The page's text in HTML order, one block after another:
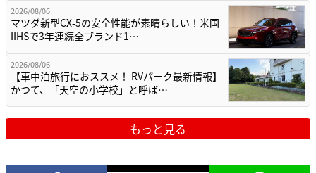
2026/08/06
マツダ新型CX-5の安全性能が素晴らしい！米国
IIHSで3年連続全ブランド1…
2026/08/06
【車中泊旅行におススメ！ RVパーク最新情報】
かつて、「天空の小学校」と呼ば…
もっと見る